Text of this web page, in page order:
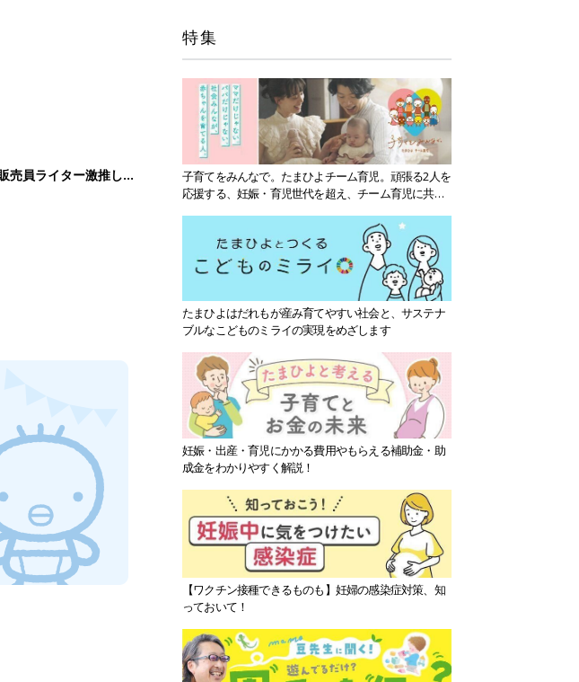
売員ライター激推し★
特集
子育てをみんなで。たまひよチーム育児。頑張る2人を
応援する、妊娠・育児世代を超え、チーム育児に共感
たまひよはだれもが産み育てやすい社会と、サステナ
ブルなこどものミライの実現をめざします
妊娠・出産・育児にかかる費用やもらえる補助金・助
成金をわかりやすく解説！
【ワクチン接種できるものも】妊婦の感染症対策、知
っておいて！